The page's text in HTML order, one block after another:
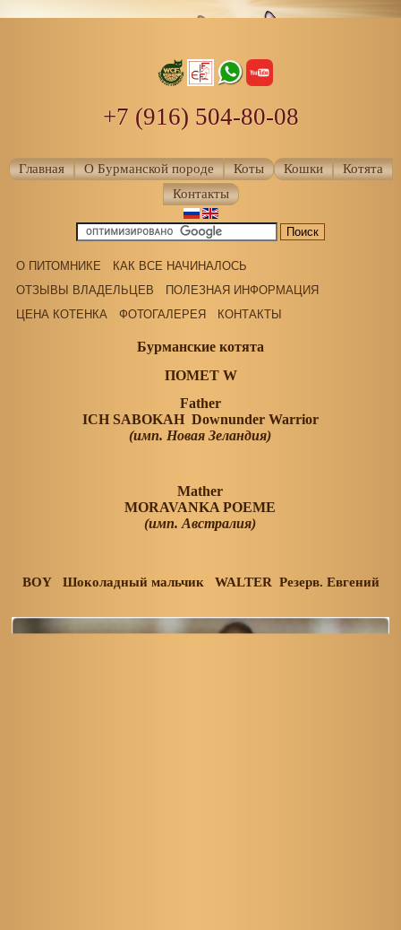
+7 (916) 504-80-08
Главная О Бурманской породе Коты Кошки
Котята
Контакты
О ПИТОМНИКЕ
КАК ВСЕ НАЧИНАЛОСЬ
ОТЗЫВЫ ВЛАДЕЛЬЦЕВ
ПОЛЕЗНАЯ ИНФОРМАЦИЯ
ЦЕНА КОТЕНКА
ФОТОГАЛЕРЕЯ КОНТАКТЫ
Бурманские котята
ПОМЕТ W
Father
ICH SABOKAH Downunder Warrior
(имп. Новая Зеландия)
Mather
MORAVANKA POEME
(имп. Австралия)
BOY Шоколадный мальчик WALTER Резерв. Евгений